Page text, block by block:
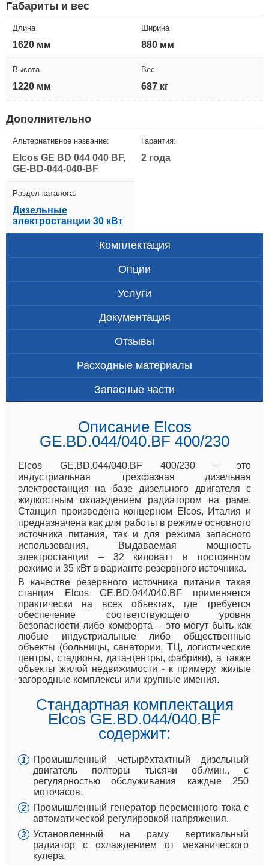
Габариты и вес
Длина
1620 мм
Ширина
880 мм
Высота
1220 мм
Вес
687 кг
Дополнительно
Альтернативное название:
Elcos GE BD 044 040 BF,
GE-BD-044-040-BF
Гарантия:
2 года
Раздел каталога:
Дизельные
электростанции 30 кВт
Комплектация
Опции
Услуги
Документация
Отзывы
Расходные материалы
Запасные части
Описание Elcos
GE.BD.044/040.BF 400/230
Elcos GE.BD.044/040.BF 400/230 – это
индустриальная трехфазная дизельная
электростанция на базе дизельного двигателя с
жидкостным охлаждением радиатором на раме.
Станция произведена концерном Elcos, Италия и
предназначена как для работы в режиме основного
источника питания, так и для режима запасного
использования. Выдаваемая мощность
электростанции – 32 киловатт в постоянном
режиме и 35 кВт в варианте резервного источника.
В качестве резервного источника питания такая
станция Elcos GE.BD.044/040.BF применяется
практически на всех объектах, где требуется
обеспечение соответствующего уровня
безопасности либо комфорта – это могут быть как
любые индустриальные либо общественные
объекты (больницы, санатории, ТЦ, логистические
центры, стадионы, дата-центры, фабрики), а также
объекты жилой недвижимости - к примеру, жилые
загородные комплексы или крупные имения.
Стандартная комплектация
Elcos GE.BD.044/040.BF
содержит:
Промышленный четырёхтактный дизельный
двигатель полторы тысячи об./мин., с
регулярностью обслуживания каждые 250
моточасов.
Промышленный генератор переменного тока с
автоматической регулировкой напряжения.
Установленный на раму вертикальный
радиатор с охлаждением от механического
кулера.